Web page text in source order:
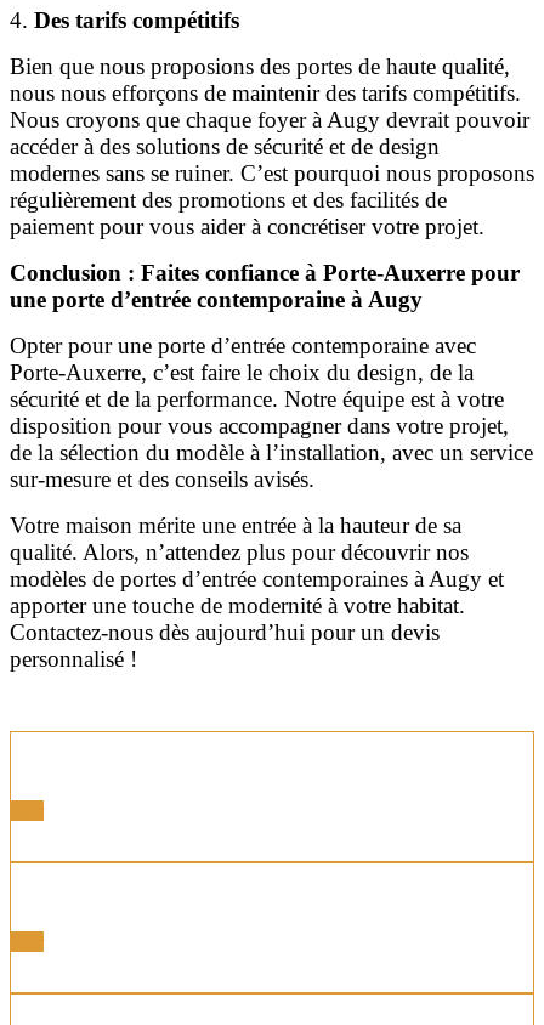
4. Des tarifs compétitifs
Bien que nous proposions des portes de haute qualité,
nous nous efforçons de maintenir des tarifs compétitifs.
Nous croyons que chaque foyer à Augy devrait pouvoir
accéder à des solutions de sécurité et de design
modernes sans se ruiner. C’est pourquoi nous proposons
régulièrement des promotions et des facilités de
paiement pour vous aider à concrétiser votre projet.
Conclusion : Faites confiance à Porte-Auxerre pour
une porte d’entrée contemporaine à Augy
Opter pour une porte d’entrée contemporaine avec
Porte-Auxerre, c’est faire le choix du design, de la
sécurité et de la performance. Notre équipe est à votre
disposition pour vous accompagner dans votre projet,
de la sélection du modèle à l’installation, avec un service
sur-mesure et des conseils avisés.
Votre maison mérite une entrée à la hauteur de sa
qualité. Alors, n’attendez plus pour découvrir nos
modèles de portes d’entrée contemporaines à Augy et
apporter une touche de modernité à votre habitat.
Contactez-nous dès aujourd’hui pour un devis
personnalisé !